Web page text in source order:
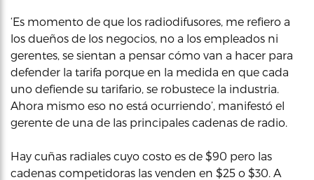
‘Es momento de que los radiodifusores, me refiero a
los dueños de los negocios, no a los empleados ni
gerentes, se sientan a pensar cómo van a hacer para
defender la tarifa porque en la medida en que cada
uno defiende su tarifario, se robustece la industria.
Ahora mismo eso no está ocurriendo’, manifestó el
gerente de una de las principales cadenas de radio.
Hay cuñas radiales cuyo costo es de $90 pero las
cadenas competidoras las venden en $25 o $30. A